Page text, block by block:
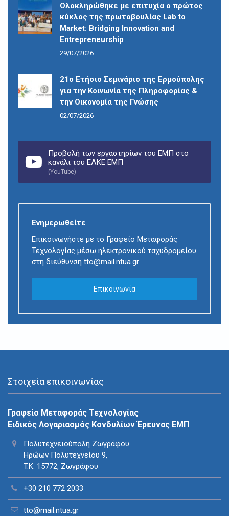
Ολοκληρώθηκε με επιτυχία ο πρώτος
κύκλος της πρωτοβουλίας Lab to
Market: Bridging Innovation and
Entrepreneurship
29/07/2026
21ο Ετήσιο Σεμινάριο της Ερμούπολης
για την Κοινωνία της Πληροφορίας &
την Οικονομία της Γνώσης
02/07/2026
Προβολή των εργαστηρίων του ΕΜΠ στο
κανάλι του ΕΛΚΕ ΕΜΠ
(YouTube)
Ενημερωθείτε
Επικοινωνήστε με το Γραφείο Μεταφοράς
Τεχνολογίας μέσω ηλεκτρονικού ταχυδρομείου
στη διεύθυνση tto@mail.ntua.gr
Επικοινωνία
Στοιχεία επικοινωνίας
Γραφείο Μεταφοράς Τεχνολογίας
Ειδικός Λογαριασμός Κονδυλίων Έρευνας ΕΜΠ
Πολυτεχνειούπολη Ζωγράφου
Ηρώων Πολυτεχνείου 9,
T.K. 15772, Ζωγράφου
+30 210 772 2033
tto@mail.ntua.gr